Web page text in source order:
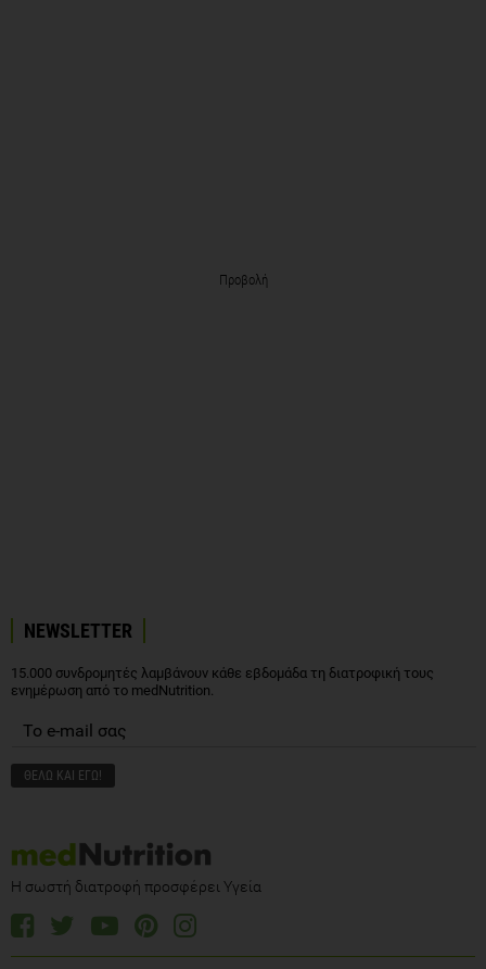
Προβολή
NEWSLETTER
15.000 συνδρομητές λαμβάνουν κάθε εβδομάδα τη διατροφική τους
ενημέρωση από το medNutrition.
Η σωστή διατροφή προσφέρει Υγεία